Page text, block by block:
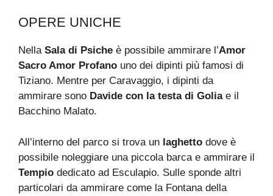
OPERE UNICHE
NellaSala di Psiche è possibile ammirare l’Amor
Sacro Amor Profano uno dei dipinti più famosi di
Tiziano. Mentre per Caravaggio, i dipinti da
ammirare sono Davide con la testa di Goliae il
Bacchino Malato.
All’interno del parco si trova un laghetto dove è
possibile noleggiare una piccola barca e ammirare il
Tempio dedicato ad Esculapio. Sulle sponde altri
particolari da ammirare come la Fontana della